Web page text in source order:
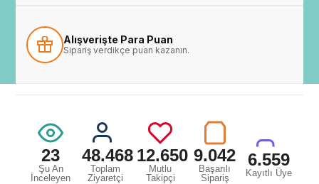
Alışverişte Para Puan
Sipariş verdikçe puan kazanın.
23
Şu An
İnceleyen
48.468
Toplam
Ziyaretçi
12.650
Mutlu
Takipçi
9.042
Başarılı
Sipariş
6.559
Kayıtlı Üye